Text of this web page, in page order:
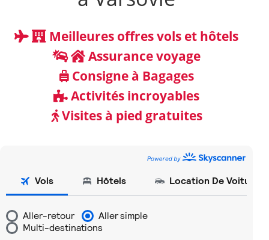
Meilleures offres vols et hôtels
Assurance voyage
Consigne à Bagages
Activités incroyables
Visites à pied gratuites